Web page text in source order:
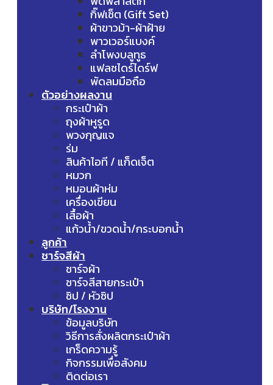
กิ๊ฟเซ็ต (Gift Set)
ผ้าขาวม้า-ผ้าฝ้าย
พาวเวอร์แบงค์
ลำโพงบลูทูธ
แฟลชไดร์ไดร์ฟ
พัดลมมือถือ
ตัวอย่างผลงาน
กระเป๋าผ้า
ถุงผ้าหูรูด
พวงกุญแจ
ร่ม
สินค้าไอที / แก็ดเจ็ต
หมวก
หมอนผ้าห่ม
เครื่องเขียน
เสื้อผ้า
แก้วน้ำ/ขวดน้ำ/กระบอกน้ำ
ลูกค้า
ชาร์จสีผ้า
ชาร์จผ้า
ชาร์จสีสายกระเป๋า
ซิป / หัวซิป
บริษัท/โรงงาน
ข้อมูลบริษัท
วิธีการสั่งผลิตกระเป๋าผ้า
เกร็ดความรู้
กิจกรรมเพื่อสังคม
ติดต่อเรา